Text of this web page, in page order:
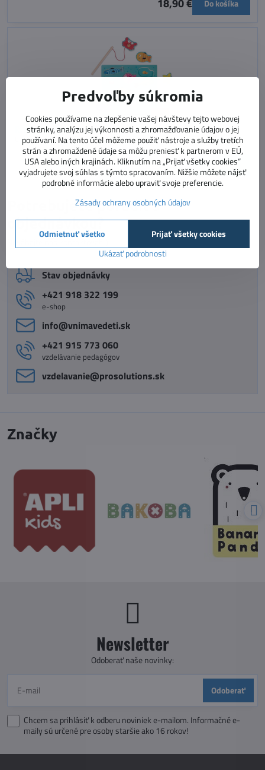
18,90 € Do košíka
Rybky - magnetické puzzle
Chytaj rybky a morské živočíchy!
Dostupnosť: Skladom
18,90 € Do košíka
Potrebujete poradiť s
objednávkou?
Stav objednávky
+421 918 322 199
e-shop
info​@vnimavedeti​.sk
+421 915 773 060
vzdelávanie pedagógov
vzdelavanie​@prosolutions​.sk
Značky
Newsletter
Odoberať naše novinky:
Odoberať
Chcem sa prihlásiť k odberu noviniek e-mailom. Informačné e-
maily sú určené pre osoby staršie ako 16 rokov!
Predvoľby súkromia
Cookies používame na zlepšenie vašej návštevy tejto webovej
stránky, analýzu jej výkonnosti a zhromažďovanie údajov o jej
používaní. Na tento účel môžeme použiť nástroje a služby tretích
strán a zhromaždené údaje sa môžu preniesť k partnerom v EÚ,
USA alebo iných krajinách. Kliknutím na „Prijať všetky cookies“
vyjadrujete svoj súhlas s týmto spracovaním. Nižšie môžete nájsť
podrobné informácie alebo upraviť svoje preferencie.
Zásady ochrany osobných údajov
Ukázať podrobnosti
Prijať všetky cookies
Odmietnuť všetko